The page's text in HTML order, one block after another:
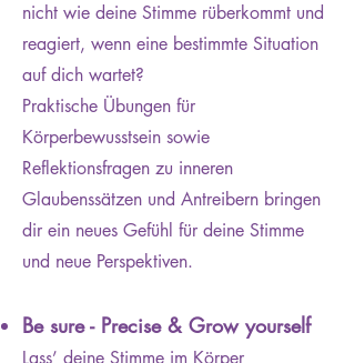
& Kommunikation
Be there:
Zeig’ dich und werde gehört!
In einer kleinen Gruppe von 4 bis
8 Teilnehmer*innen übst, reflektierst
und probierst du aus. Deine Stimm-
Buddies und du werden wachsen
und sicherer werden!
nicht wie deine Stimme rüberkommt und
reagiert, wenn eine bestimmte Situation
auf dich wartet?
Praktische Übungen für
Körperbewusstsein sowie
Reflektionsfragen zu inneren
Glaubenssätzen und Antreibern bringen
dir ein neues Gefühl für deine Stimme
und neue Perspektiven.
Be sure - Precise & Grow yourself
Lass’ deine Stimme im Körper